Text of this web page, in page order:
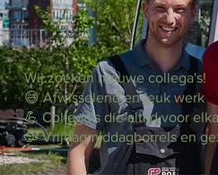
Kom werken bij
Gebr. van der Poel!
Wij zoeken nieuwe collega's!
😄 Afwisselend en leuk werk
💪 Collega’s die altijd voor
🥳 Vrijdagmiddagborrels en